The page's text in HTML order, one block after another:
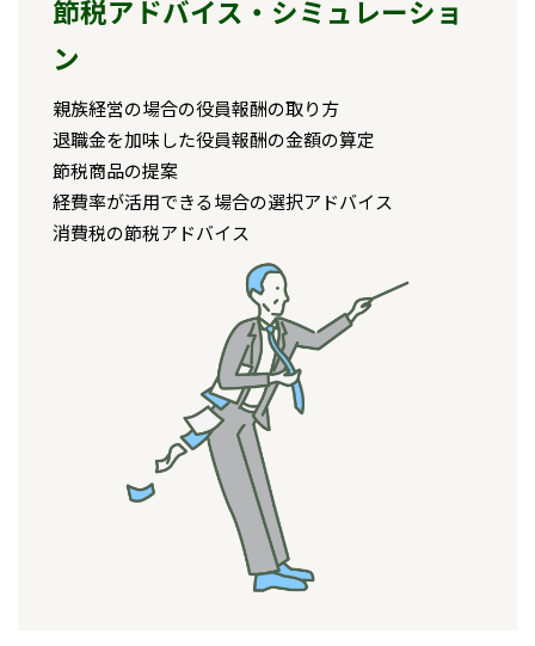
節税アドバイス・シミュレーショ
ン
親族経営の場合の役員報酬の取り方
退職金を加味した役員報酬の金額の算定
節税商品の提案
経費率が活用できる場合の選択アドバイス
消費税の節税アドバイス